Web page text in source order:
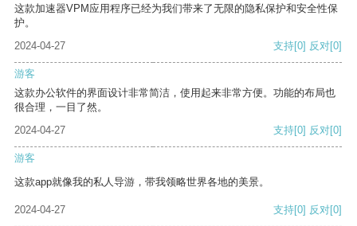
这款加速器VPM应用程序已经为我们带来了无限的隐私保护和安全性保
护。
2024-04-27
支持[0] 反对[0]
游客
这款办公软件的界面设计非常简洁，使用起来非常方便。功能的布局也
很合理，一目了然。
2024-04-27
支持[0] 反对[0]
游客
这款app就像我的私人导游，带我领略世界各地的美景。
2024-04-27 支持[0] 反对[0]